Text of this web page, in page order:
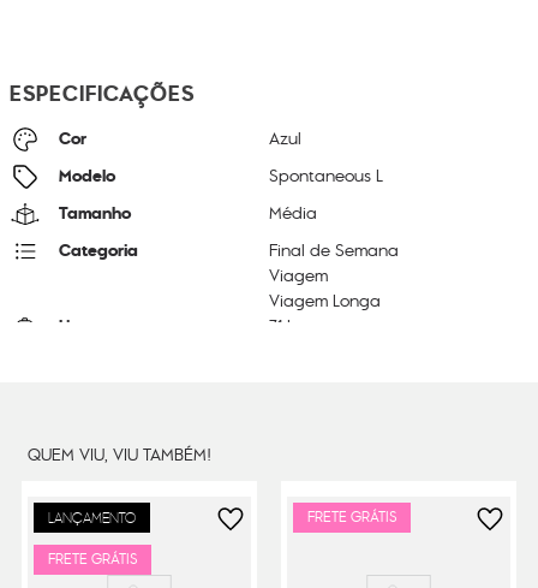
ESPECIFICAÇÕES
Cor Azul
Modelo Spontaneous L
Tamanho Média
Categoria
Final de Semana
Viagem
Viagem Longa
Litragem 71 L
QUEM VIU, VIU TAMBÉM!
LANÇAMENTO
FRETE GRÁTIS
FRETE GRÁTIS